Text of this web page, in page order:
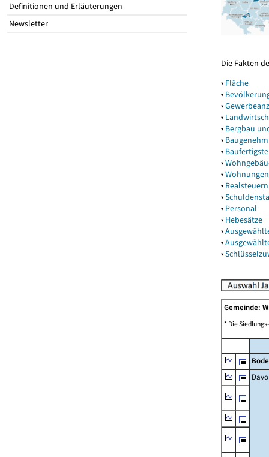
Definitionen und Erläuterungen
Newsletter
Die Fakten
▾ Fläche
▾
▾
▾
▾ Bergbau
▾
▾
▾
▾Wohnungen
▾ Realsteuern
▾
▾ Personal
▾ Hebesätze
▾
▾
▾
Gemeinde:
* Die